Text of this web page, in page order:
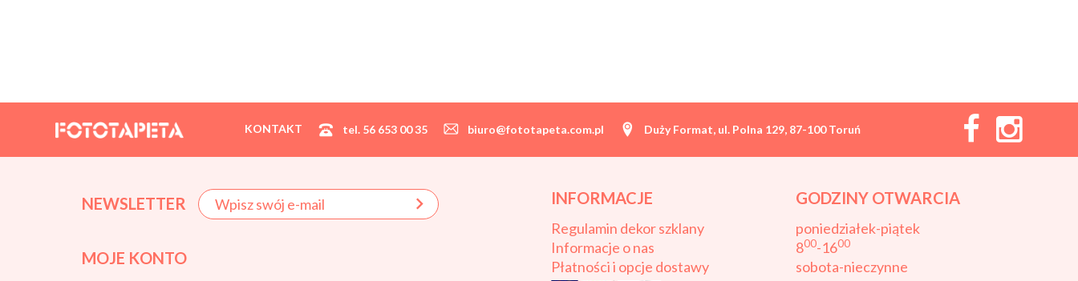
KONTAKT tel. 56 653 00 35 biuro@fototapeta.com.pl Duży Format, ul. Polna 129, 87-100 Toruń
NEWSLETTER
MOJE KONTO
INFORMACJE
Regulamin dekor szklany
Informacje o nas
Płatności i opcje dostawy
GODZINY OTWARCIA
poniedziałek-piątek
800-1600
sobota-nieczynne